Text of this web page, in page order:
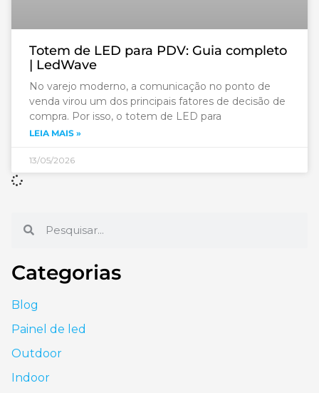
Totem de LED para PDV: Guia completo
| LedWave
No varejo moderno, a comunicação no ponto de
venda virou um dos principais fatores de decisão de
compra. Por isso, o totem de LED para
LEIA MAIS »
13/05/2026
Categorias
Blog
Painel de led
Outdoor
Indoor